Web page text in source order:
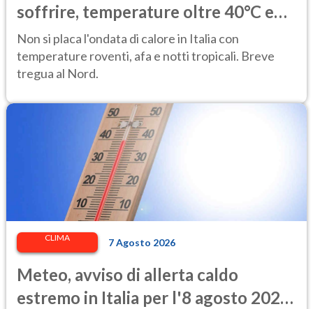
soffrire, temperature oltre 40°C e
afa per altri 10 giorni
Non si placa l'ondata di calore in Italia con
temperature roventi, afa e notti tropicali. Breve
tregua al Nord.
CLIMA 7 Agosto 2026
Meteo, avviso di allerta caldo
estremo in Italia per l'8 agosto 2026: